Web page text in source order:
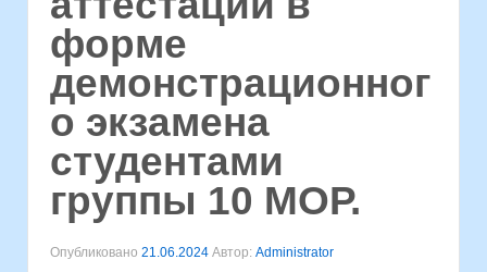
форме
демонстрационног
о экзамена
студентами
группы 10 МОР.
Опубликовано 21.06.2024 Автор: Administrator